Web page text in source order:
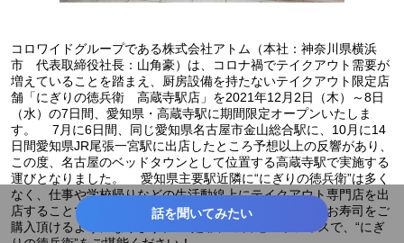
コロワイドグループである株式会社アトム（本社：神奈川県横浜
市 代表取締役社長：山角豪）は、コロナ禍でテイクアウト需要が
増えていることを踏まえ、厨房設備を持たないテイクアウト限定店
舗「にぎりの徳兵衛 高蔵寺駅店」を2021年12月2日（木）～8日
（水）の7日間、愛知県・高蔵寺駅に期間限定オープンいたしま
す。 7月に6日間、同じ愛知県名古屋市金山総合駅に、10月に14
日間愛知県JR尾張一宮駅に出店したところ予想以上の反響があり、
この度、名古屋のベッドタウンとして位置する高蔵寺駅で実施する
運びとなりました。 愛知県主要駅近隣に“にぎりの徳兵衛”は多く
なく、仕事や学校帰りなどの生活動線上にテイクアウト専門店を出
店することで、より便利でお気軽に、にぎりの徳兵衛のお寿司をご
購入頂けるようになります。 是非、ご自宅・オフィスで、“にぎ
話を聞いてみたい